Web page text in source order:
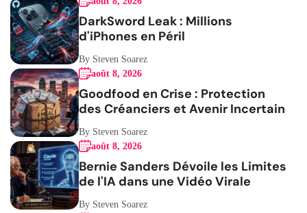
DarkSword Leak : Millions
d'iPhones en Péril
By Steven Soarez
août 8, 2026
Goodfood en Crise : Protection
des Créanciers et Avenir Incertain
By Steven Soarez
août 8, 2026
Bernie Sanders Dévoile les Limites
de l'IA dans une Vidéo Virale
By Steven Soarez